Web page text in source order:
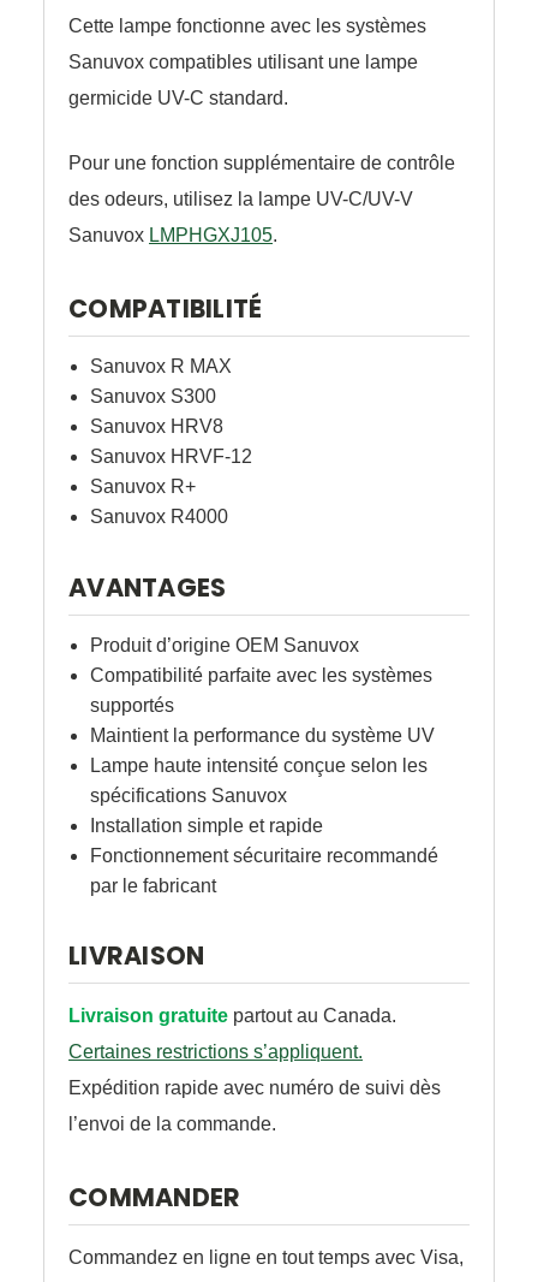
Cette lampe fonctionne avec les systèmes
Sanuvox compatibles utilisant une lampe
germicide UV-C standard.
Pour une fonction supplémentaire de contrôle
des odeurs, utilisez la lampe UV-C/UV-V
Sanuvox LMPHGXJ105.
COMPATIBILITÉ
Sanuvox R MAX
Sanuvox S300
Sanuvox HRV8
Sanuvox HRVF-12
Sanuvox R+
Sanuvox R4000
AVANTAGES
Produit d’origine OEM Sanuvox
Compatibilité parfaite avec les systèmes
supportés
Maintient la performance du système UV
Lampe haute intensité conçue selon les
spécifications Sanuvox
Installation simple et rapide
Fonctionnement sécuritaire recommandé
par le fabricant
LIVRAISON
Livraison gratuite partout au Canada.
Certaines restrictions s’appliquent.
Expédition rapide avec numéro de suivi dès
l’envoi de la commande.
COMMANDER
Commandez en ligne en tout temps avec Visa,